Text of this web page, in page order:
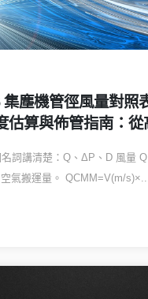
集塵機管徑風量對照
估算與佈管指南：從
詞講清楚：Q、ΔP、D 風量
空氣搬運量。 QCMM=V(m/